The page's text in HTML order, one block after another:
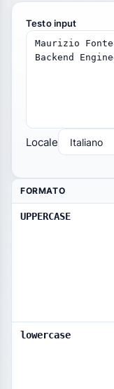
Testo input
Locale
FORMATO
UPPERCASE
lowercase